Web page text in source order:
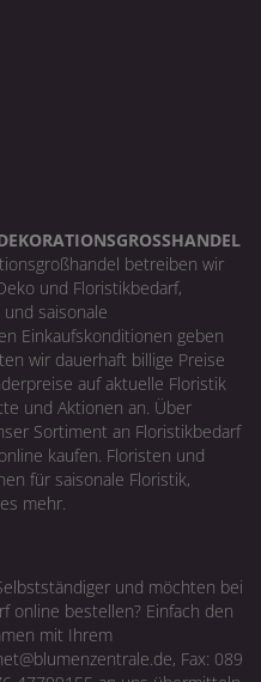
betreiben wir
und Floristikbedarf,
saisonale
Einkaufskonditionen geben
wir dauerhaft billige Preise
auf aktuelle Floristik
und Aktionen an. Über
Sortiment an Floristikbedarf
kaufen. Floristen und
für saisonale Floristik,
mehr.
und möchten bei
online bestellen? Einfach den
mit Ihrem
Fax: 089